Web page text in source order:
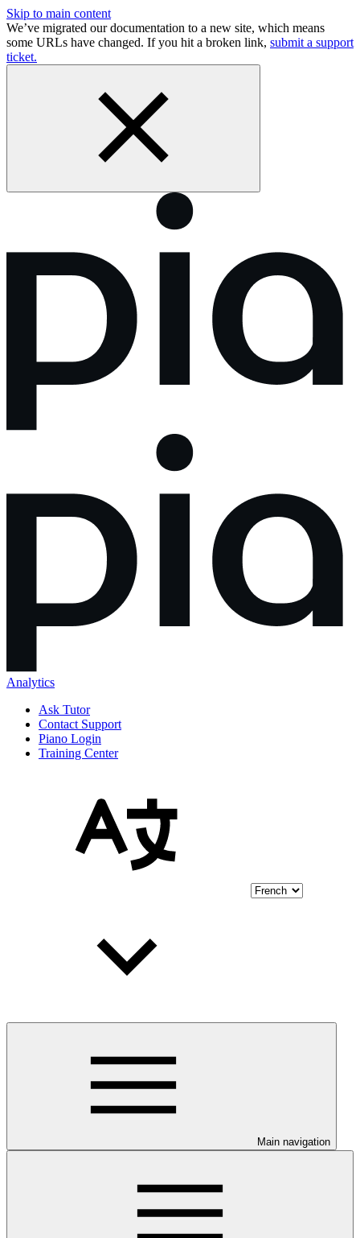
Skip to main content
We’ve migrated our documentation to a new site, which means
some URLs have changed. If you hit a broken link, submit a support
ticket.
Analytics
Ask Tutor
Contact Support
Piano Login
Training Center
Main navigation